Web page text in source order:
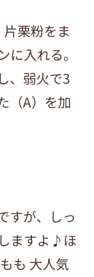
栗粉をま
入れる。
、弱火で3
（A）を加
すが、しっ
ますよ♪ほ
も 大人気